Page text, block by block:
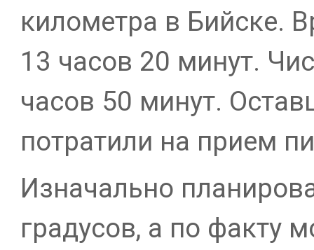
километра в Бийске.
13 часов 20 минут.
часов 50 минут.
потратили на прием
Изначально
градусов, а по факту